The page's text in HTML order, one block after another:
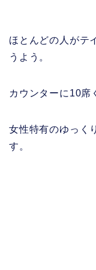
ほとんどの人がテ
うよう。
カウンターに10席
女性特有のゆっく
す。